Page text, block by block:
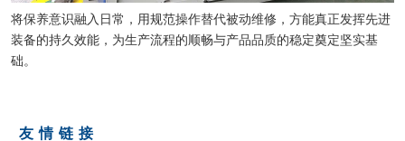
将保养意识融入日常，用规范操作替代被动维修，方能真正发挥先进
装备的持久效能，为生产流程的顺畅与产品品质的稳定奠定坚实基
础。
友情链接